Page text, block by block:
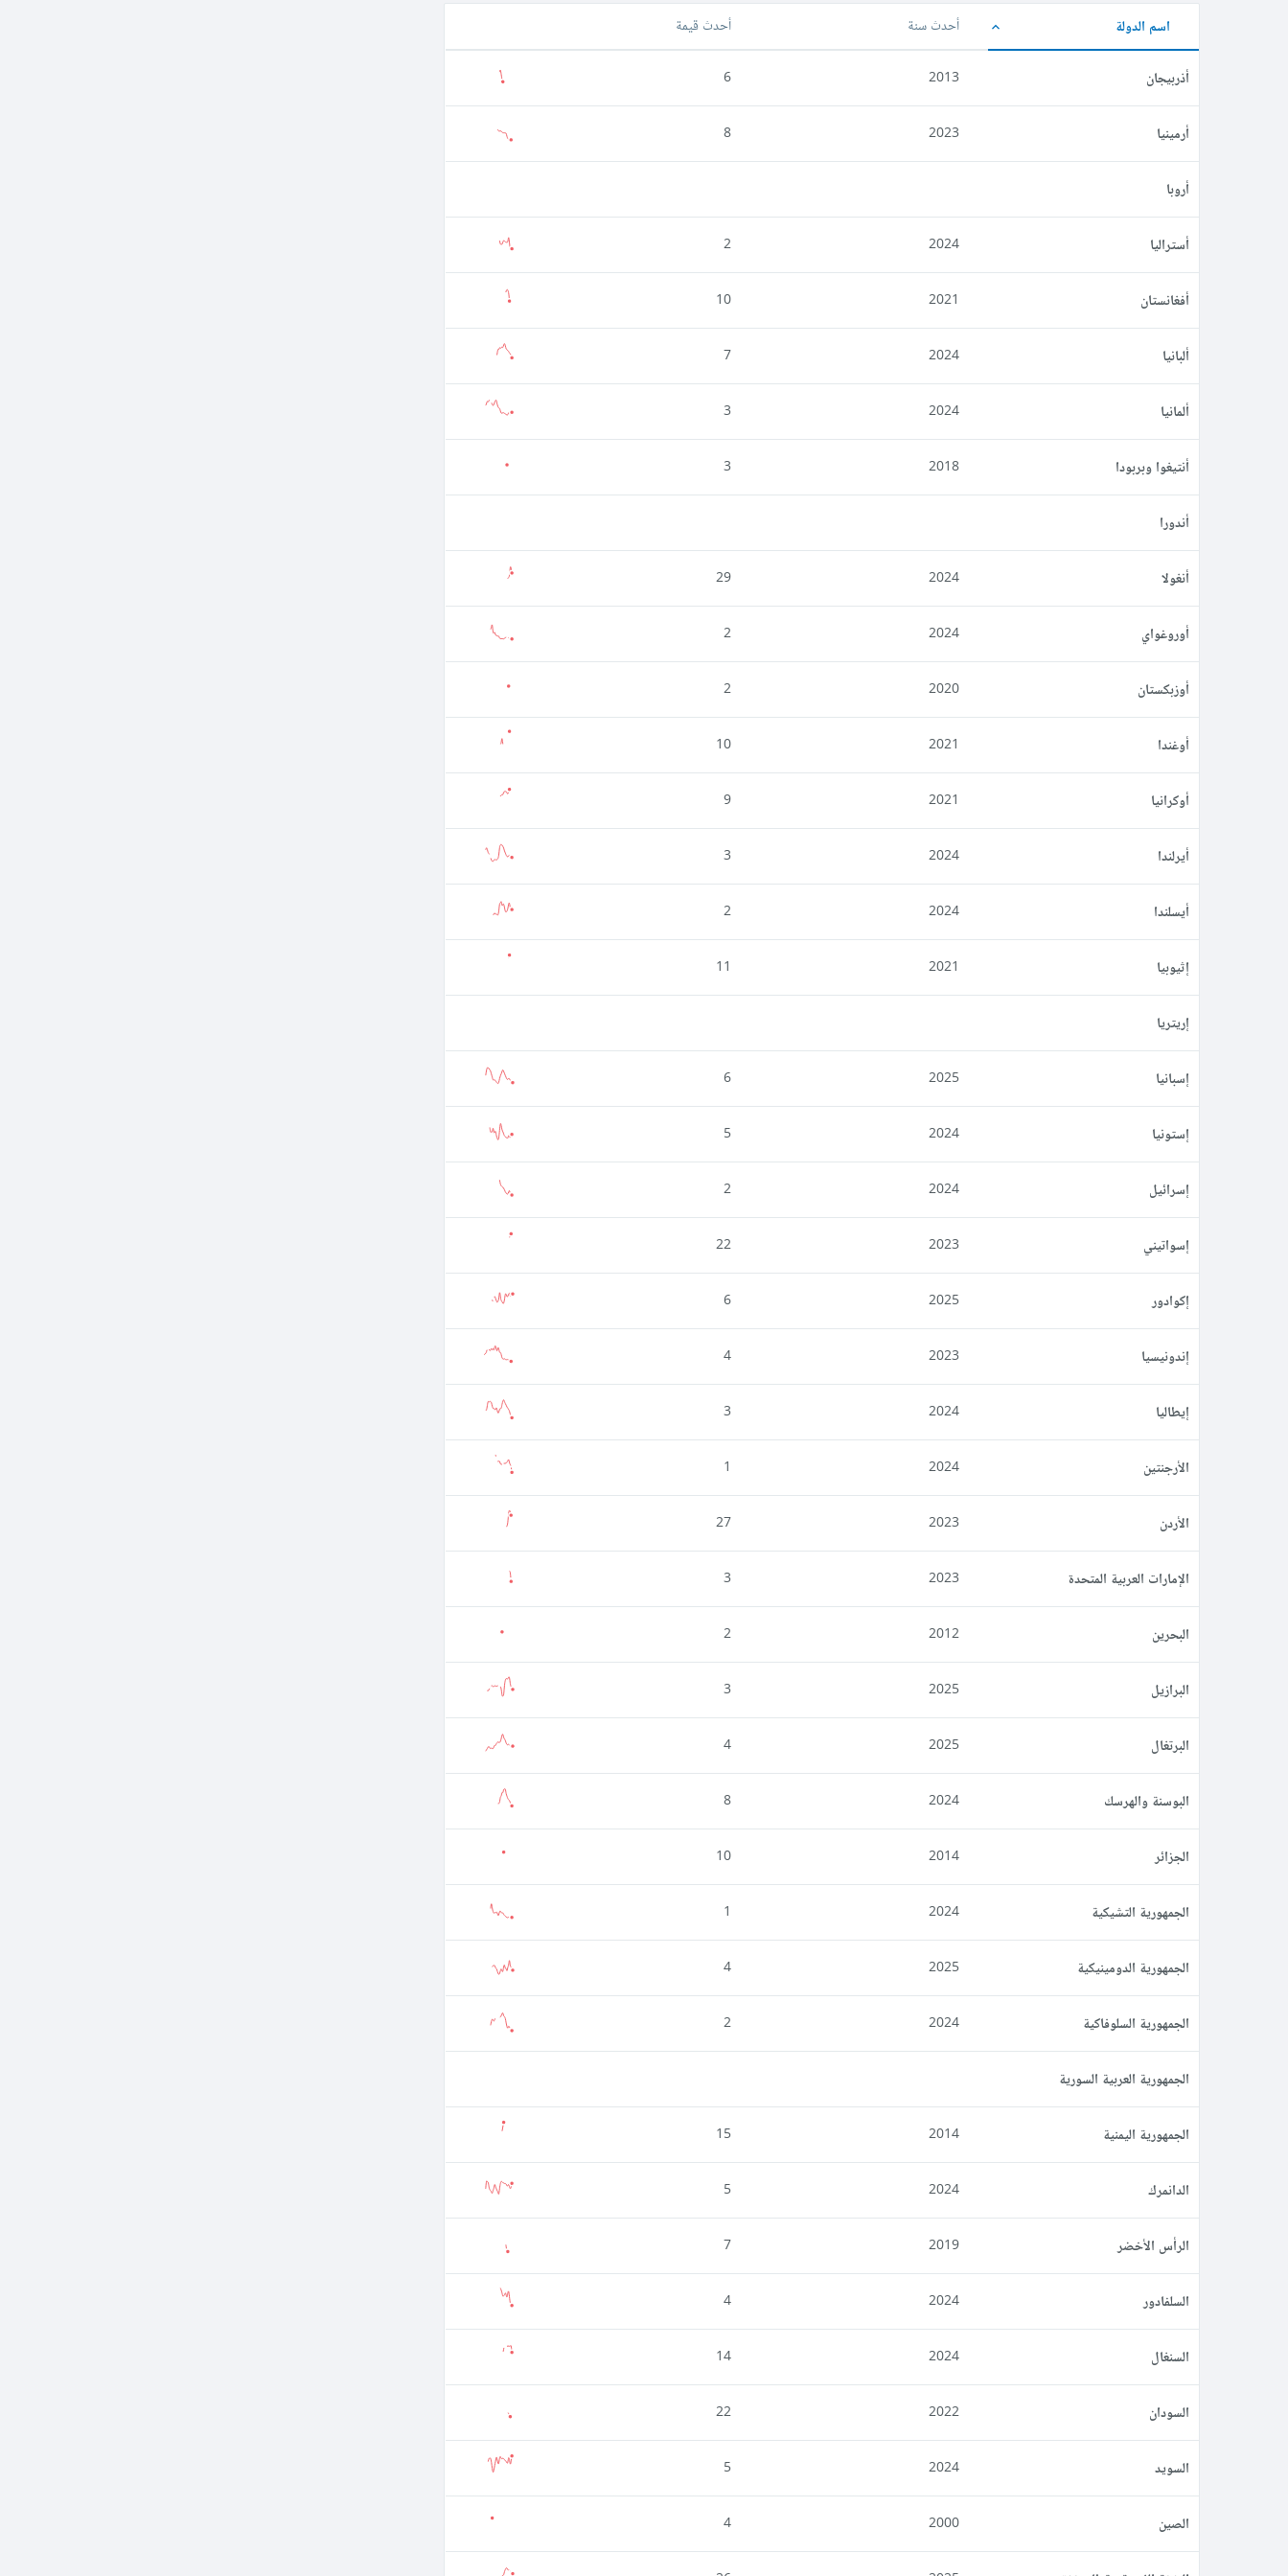
اسم الدولة أحدث سنة أحدث قيمة
أذربيجان 2013
6
أرمينيا 2023
8
أروبا
أستراليا 2024
2
أفغانستان 2021
10
ألبانيا 2024
7
ألمانيا 2024
3
أنتيغوا وبربودا 2018
3
أندورا
أنغولا 2024
29
أوروغواي 2024
2
أوزبكستان 2020
2
أوغندا 2021
10
أوكرانيا 2021
9
أيرلندا 2024
3
أيسلندا 2024
2
إثيوبيا 2021
11
إريتريا
إسبانيا 2025
6
إستونيا 2024
5
إسرائيل 2024
2
إسواتيني 2023
22
إكوادور 2025
6
إندونيسيا 2023
4
إيطاليا 2024
3
الأرجنتين 2024
1
الأردن 2023
27
الإمارات العربية المتحدة 2023
3
البحرين 2012
2
البرازيل 2025
3
البرتغال 2025
4
البوسنة والهرسك 2024
8
الجزائر 2014
10
الجمهورية التشيكية 2024
1
الجمهورية الدومينيكية 2025
4
الجمهورية السلوفاكية 2024
2
الجمهورية العربية السورية
الجمهورية اليمنية 2014
15
الدانمرك 2024
5
الرأس الأخضر 2019
7
السلفادور 2024
4
السنغال 2024
14
السودان 2022
22
السويد 2024
5
الصين 2000
4